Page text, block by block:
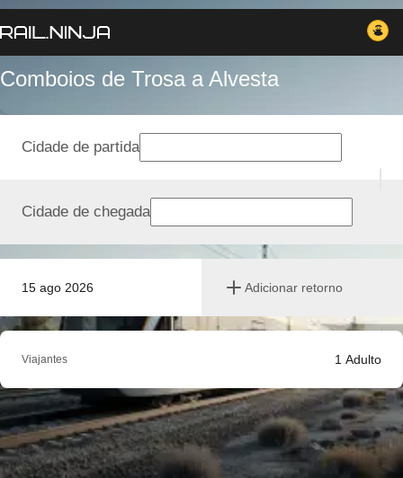
Comboios de Trosa a Alvesta
15 ago 2026 Adicionar retorno
Cidade de partida
Cidade de chegada
Viajantes 1 Adulto